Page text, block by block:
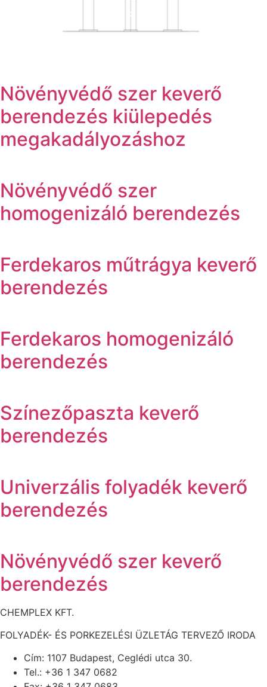
Növényvédő szer keverő
berendezés kiülepedés
megakadályozáshoz
Növényvédő szer
homogenizáló berendezés
Ferdekaros műtrágya keverő
berendezés
Ferdekaros homogenizáló
berendezés
Színezőpaszta keverő
berendezés
Univerzális folyadék keverő
berendezés
Növényvédő szer keverő
berendezés
CHEMPLEX KFT.
FOLYADÉK- ÉS PORKEZELÉSI ÜZLETÁG TERVEZŐ IRODA
Cím: 1107 Budapest, Ceglédi utca 30.
Tel.: +36 1 347 0682